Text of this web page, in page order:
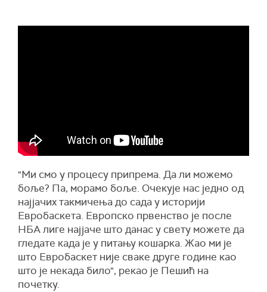
"Ми смо у процесу припрема. Да ли можемо
боље? Па, морамо боље. Очекује нас једно од
најјачих такмичења до сада у историји
Евробаскета. Европско првенство је после
НБА лиге најјаче што данас у свету можете да
гледате када је у питању кошарка. Жао ми је
што Евробаскет није сваке друге године као
што је некада било", рекао је Пешић на
почетку.